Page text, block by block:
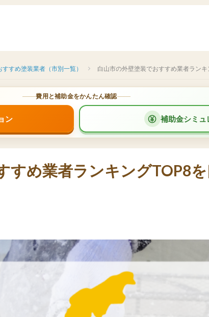
すめ塗装業者（市別一覧） 白山市の外壁塗装でおすすめ業者ラン
費用と補助金をかんたん確認
ン 補助金シミュ
すめ業者ランキングTOP8